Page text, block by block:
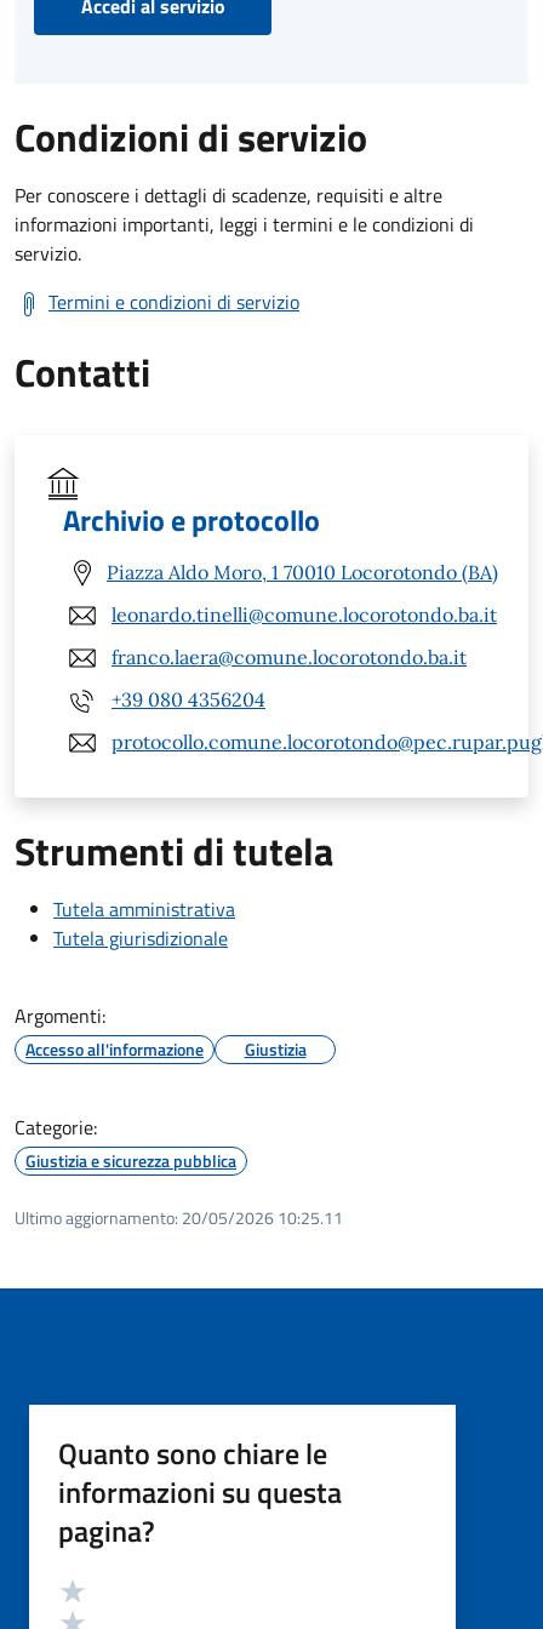
Condizioni di servizio
Per conoscere i dettagli di scadenze, requisiti e altre
informazioni importanti, leggi i termini e le condizioni di
servizio.
Termini e condizioni di servizio
Contatti
Archivio e protocollo
Piazza Aldo Moro, 1 70010 Locorotondo (BA)
leonardo.tinelli@comune.locorotondo.ba.it
franco.laera@comune.locorotondo.ba.it
+39 080 4356204
Strumenti di tutela
Tutela amministrativa
Tutela giurisdizionale
Argomenti:
Accesso all'informazione Giustizia
Categorie:
Giustizia e sicurezza pubblica
Ultimo aggiornamento: 20/05/2026 10:25.11
Quanto sono chiare le
informazioni su questa
pagina?
Valutazione